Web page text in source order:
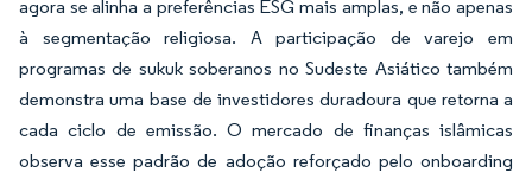
agora se alinha a preferências ESG mais amplas, e não apenas
à segmentação religiosa. A participação de varejo em
programas de sukuk soberanos no Sudeste Asiático também
demonstra uma base de investidores duradoura que retorna a
cada ciclo de emissão. O mercado de finanças islâmicas
observa esse padrão de adoção reforçado pelo onboarding